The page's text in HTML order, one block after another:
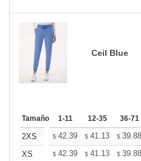
Ceil Blue
Tamaño 1-11 12-35 36-71
2XS $ 42.39 $ 41.13 $ 39.88
XS
$ 42.39 $ 41.13 $ 39.88